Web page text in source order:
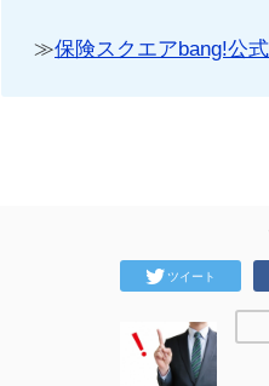
≫保険スクエアbang!公
ツイート